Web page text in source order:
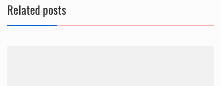
Related posts